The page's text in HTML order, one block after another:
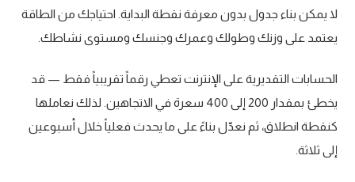
لا يمكن بناء جدول بدون معرفة نقطة البداية. احتياجك من الطاقة
يعتمد على وزنك وطولك وعمرك وجنسك ومستوى نشاطك.
الحسابات التقديرية على الإنترنت تعطي رقماً تقريبياً فقط — قد
يخطئ بمقدار 200 إلى 400 سعرة في الاتجاهين. لذلك نعاملها
كنقطة انطلاق، ثم نعدّل بناءً على ما يحدث فعلياً خلال أسبوعين
إلى ثلاثة.